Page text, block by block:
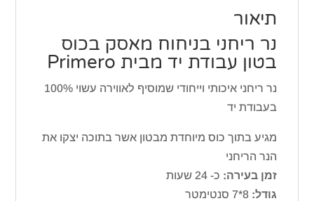
תיאור
נר ריחני בניחוח מאסק בכוס
בטון עבודת יד מבית Primero
נר ריחני איכותי וייחודי שמוסיף לאווירה עשוי 100%
בעבודת יד
מגיע בתוך כוס מיוחדת מבטון אשר בתוכה יצקו את
הנר הריחני
זמן בעירה: כ- 24 שעות
גודל:8*7 סנטימטר